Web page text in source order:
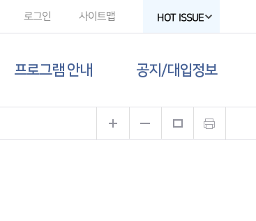
로그인 사이트맵 HOT ISSUE
프로그램 안내 공지/대입정보
공지사항